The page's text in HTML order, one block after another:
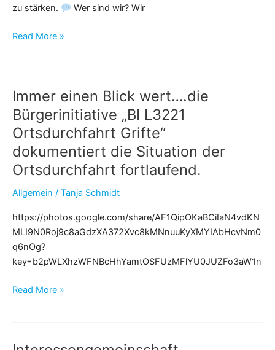
zu stärken.
Wer sind wir? Wir
für
Edermünde!
Read More »
Immer einen Blick wert….die
Bürgerinitiative „BI L3221
Ortsdurchfahrt Grifte“
dokumentiert die Situation der
Ortsdurchfahrt fortlaufend.
Allgemein / Tanja Schmidt
https://photos.google.com/share/AF1QipOKaBCiIaN4vdKN
MLI9N0Roj9c8aGdzXA372Xvc8kMNnuuKyXMYIAbHcvNm0
q6nOg?
key=b2pWLXhzWFNBcHhYamtOSFUzMFlYU0JUZFo3aW1n
Immer
Read More »